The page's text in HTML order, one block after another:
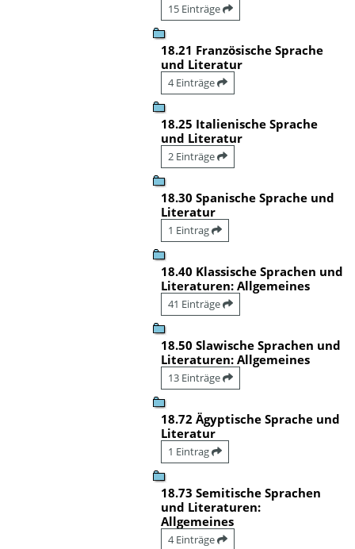
15 Einträge
18.21 Französische Sprache
und Literatur
4 Einträge
18.25 Italienische Sprache
und Literatur
2 Einträge
18.30 Spanische Sprache und
Literatur
1 Eintrag
18.40 Klassische Sprachen und
Literaturen: Allgemeines
41 Einträge
18.50 Slawische Sprachen und
Literaturen: Allgemeines
13 Einträge
18.72 Ägyptische Sprache und
Literatur
1 Eintrag
18.73 Semitische Sprachen
und Literaturen:
Allgemeines
4 Einträge